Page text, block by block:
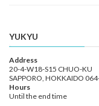
YUKYU
Address
20-4-W18-S15 CHUO-KU
SAPPORO, HOKKAIDO
Hours
Until the end time